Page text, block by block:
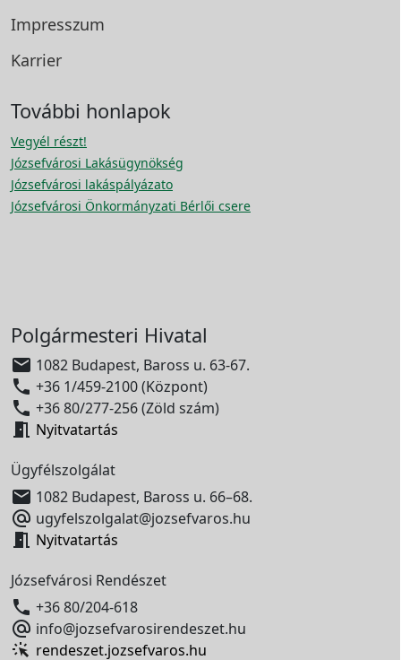
Impresszum
Karrier
További honlapok
Vegyél részt!
Józsefvárosi Lakásügynökség
Józsefvárosi lakáspályázato
Józsefvárosi Önkormányzati Bérlői csere
Polgármesteri Hivatal
 1082 Budapest, Baross u. 63-67.
 +36 1/459-2100 (Központ)
 +36 80/277-256 (Zöld szám)
 Nyitvatartás
Ügyfélszolgálat
 1082 Budapest, Baross u. 66–68.
 ugyfelszolgalat@jozsefvaros.hu
 Nyitvatartás
Józsefvárosi Rendészet
 +36 80/204-618
 info@jozsefvarosirendeszet.hu
rendeszet.jozsefvaros.hu